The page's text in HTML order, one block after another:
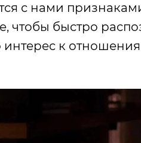
с нами
чтобы быстро
к